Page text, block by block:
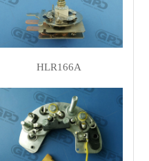
LESTER 24203
LESTER 24214
FIT UNITS 54022128
FIT UNITS 54022171
CASCO CRC25102AS
CASCO CRC25102GS
HLR166A